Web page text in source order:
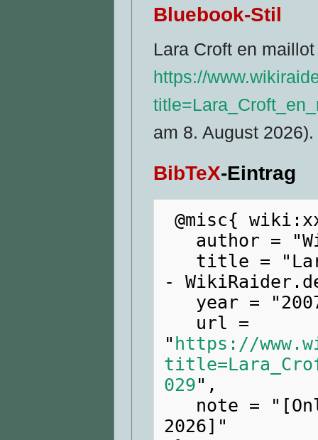
Bluebook-Stil
Lara Croft en
https://
am 8. August 2026).
BibTeX-Eintrag
@misc{ wiki:xxx,
-
" https://
029",
2026]"